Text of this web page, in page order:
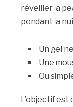
réveiller la
pendant la
Un gel
Une
Ou
L’objectif est